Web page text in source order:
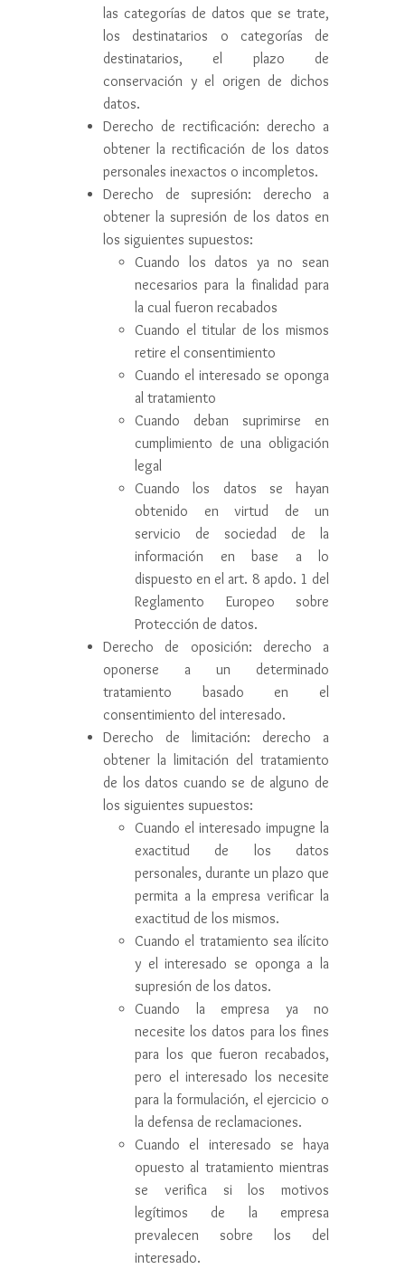
las categorías de datos que se trate,
los destinatarios o categorías de
destinatarios, el plazo de
conservación y el origen de dichos
datos.
Derecho de rectificación: derecho a
obtener la rectificación de los datos
personales inexactos o incompletos.
Derecho de supresión: derecho a
obtener la supresión de los datos en
los siguientes supuestos:
Cuando los datos ya no sean
necesarios para la finalidad para
la cual fueron recabados
Cuando el titular de los mismos
retire el consentimiento
Cuando el interesado se oponga
al tratamiento
Cuando deban suprimirse en
cumplimiento de una obligación
legal
Cuando los datos se hayan
obtenido en virtud de un
servicio de sociedad de la
información en base a lo
dispuesto en el art. 8 apdo. 1 del
Reglamento Europeo sobre
Protección de datos.
Derecho de oposición: derecho a
oponerse a un determinado
tratamiento basado en el
consentimiento del interesado.
Derecho de limitación: derecho a
obtener la limitación del tratamiento
de los datos cuando se de alguno de
los siguientes supuestos:
Cuando el interesado impugne la
exactitud de los datos
personales, durante un plazo que
permita a la empresa verificar la
exactitud de los mismos.
Cuando el tratamiento sea ilícito
y el interesado se oponga a la
supresión de los datos.
Cuando la empresa ya no
necesite los datos para los fines
para los que fueron recabados,
pero el interesado los necesite
para la formulación, el ejercicio o
la defensa de reclamaciones.
Cuando el interesado se haya
opuesto al tratamiento mientras
se verifica si los motivos
legítimos de la empresa
prevalecen sobre los del
interesado.